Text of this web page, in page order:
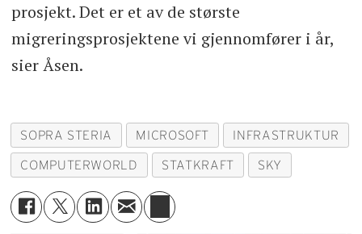
prosjekt. Det er et av de største
migreringsprosjektene vi gjennomfører i år,
sier Åsen.
SOPRA STERIA MICROSOFT INFRASTRUKTUR
COMPUTERWORLD STATKRAFT SKY